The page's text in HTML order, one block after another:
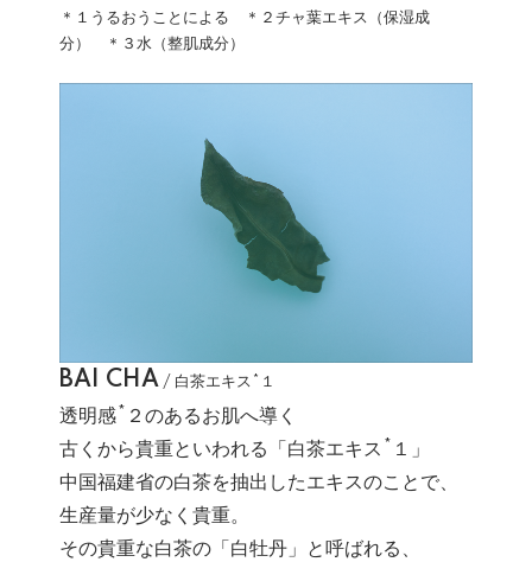
＊１うるおうことによる ＊２チャ葉エキス（保湿成
分） ＊３水（整肌成分）
BAI CHA / 白茶エキス*１
透明感*２のあるお肌へ導く
古くから貴重といわれる「白茶エキス*１」
中国福建省の白茶を抽出したエキスのことで、
生産量が少なく貴重。
その貴重な白茶の「白牡丹」と呼ばれる、